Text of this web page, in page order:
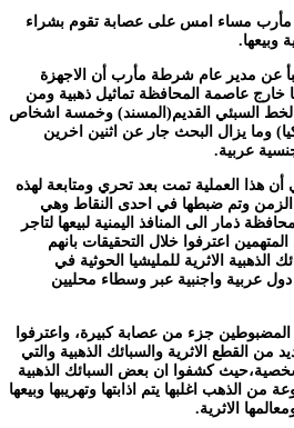
مأرب مساء امس على عصابة تقوم بشراء
وبيعها.
عن مدير عام شرطة مأرب أن الاجهزة
خارج عاصمة المحافظة تماثيل ذهبية ومن
بالخط السبئي القديم(المسند) وخمسة اشخاص
وما يزال البحث جار عن اثنين اخرين
عربية.
أن هذا العملية تمت بعد تحري ومتابعة لهذه
وتم ضبطها في احدى النقاط وهي
ذمار الى المنافذ اليمنية لبيعها لتاجر
اعترفوا خلال التحقيقات بانهم
الذهبية الاثرية للمليشيا الحوثية في
عربية واجنبية عبر وسطاء محليين
جزء من عصابة كبيرة، واعترفوا
من القطع الاثرية والسبائك الذهبية والتي
كشفوا ان بعض السبائك الذهبية
من الذهب اغلبها يتم اذابتها وتهريبها وبيعها
الاثرية.